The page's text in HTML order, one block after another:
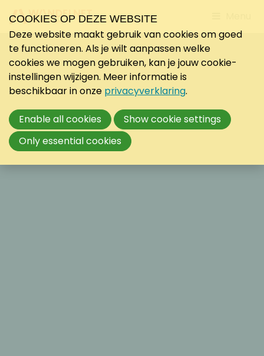
to
COOKIES OP DEZE WEBSITE
Deze website maakt gebruik van cookies om goed
te functioneren. Als je wilt aanpassen welke
cookies we mogen gebruiken, kan je jouw cookie-
instellingen wijzigen. Meer informatie is
beschikbaar in onze privacyverklaring.
Enable all cookies
Show cookie settings
Only essential cookies